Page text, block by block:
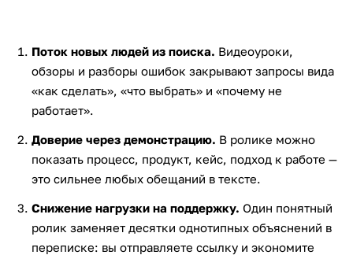
Поток новых людей из поиска. Видеоуроки,
обзоры и разборы ошибок закрывают запросы вида
«как сделать», «что выбрать» и «почему не
работает».
Доверие через демонстрацию. В ролике можно
показать процесс, продукт, кейс, подход к работе —
это сильнее любых обещаний в тексте.
Снижение нагрузки на поддержку. Один понятный
ролик заменяет десятки однотипных объяснений в
переписке: вы отправляете ссылку и экономите